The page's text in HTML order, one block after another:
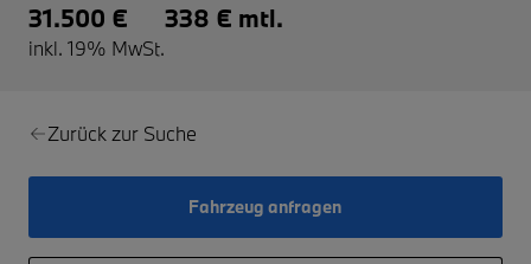
31.500 €
inkl. 19% MwSt.
338 € mtl.
Zurück zur Suche
Fahrzeug anfragen